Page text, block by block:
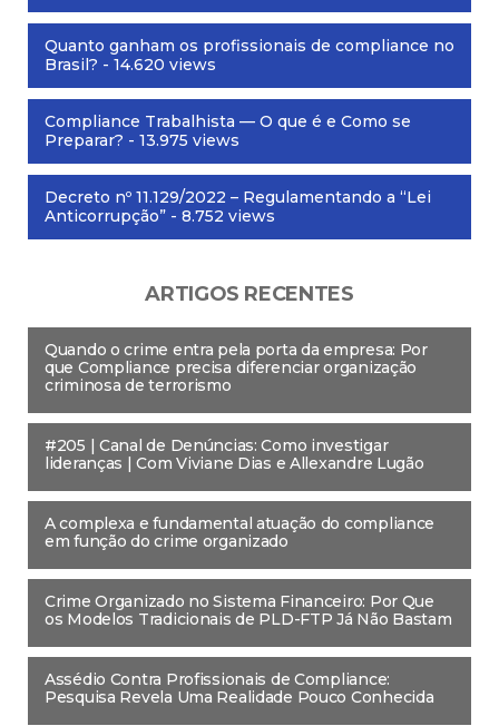
Quanto ganham os profissionais de compliance no
Brasil? - 14.620 views
Compliance Trabalhista — O que é e Como se
Preparar? - 13.975 views
Decreto nº 11.129/2022 – Regulamentando a “Lei
Anticorrupção” - 8.752 views
ARTIGOS RECENTES
Quando o crime entra pela porta da empresa: Por
que Compliance precisa diferenciar organização
criminosa de terrorismo
#205 | Canal de Denúncias: Como investigar
lideranças | Com Viviane Dias e Allexandre Lugão
A complexa e fundamental atuação do compliance
em função do crime organizado
Crime Organizado no Sistema Financeiro: Por Que
os Modelos Tradicionais de PLD-FTP Já Não Bastam
Assédio Contra Profissionais de Compliance:
Pesquisa Revela Uma Realidade Pouco Conhecida